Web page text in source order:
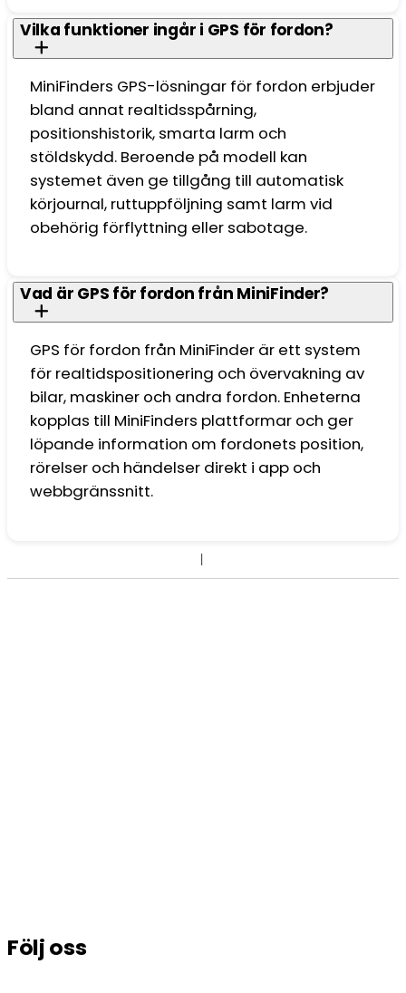
Vilka funktioner ingår i GPS för fordon?
MiniFinders GPS-lösningar för fordon erbjuder
bland annat realtidsspårning,
positionshistorik, smarta larm och
stöldskydd. Beroende på modell kan
systemet även ge tillgång till automatisk
körjournal, ruttuppföljning samt larm vid
obehörig förflyttning eller sabotage.
Vad är GPS för fordon från MiniFinder?
GPS för fordon från MiniFinder är ett system
för realtidspositionering och övervakning av
bilar, maskiner och andra fordon. Enheterna
kopplas till MiniFinders plattformar och ger
löpande information om fordonets position,
rörelser och händelser direkt i app och
webbgränssnitt.
Följ oss